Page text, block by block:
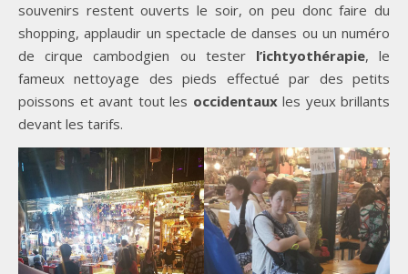
souvenirs restent ouverts le soir, on peu donc faire du
shopping, applaudir un spectacle de danses ou un numéro
de cirque cambodgien ou tester l’ichtyothérapie, le
fameux nettoyage des pieds effectué par des petits
poissons et avant tout les occidentauxles yeux brillants
devant les tarifs.